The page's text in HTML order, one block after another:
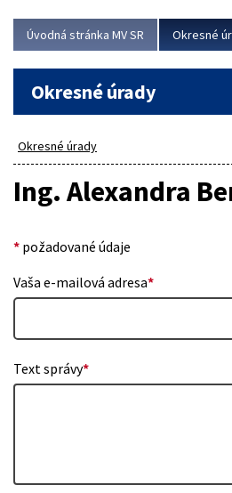
Viac
Úvodná stránka MV SR Okresné
Okresné úrady
Okresné úrady
Ing. Alexandra
* požadované údaje
Vaša e-mailová adresa*
Text správy*